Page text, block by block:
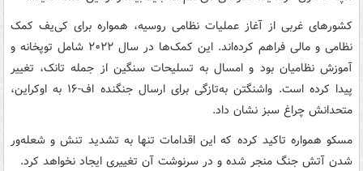
کشورهای غربی از آغاز عملیات نظامی روسیه، همواره برای کی‌یف کمک
نظامی و مالی فراهم کرده‌اند. این کمک‌ها در سال ۲۰۲۲ شامل توپخانه و
آموزش نظامیان بود و امسال به تسلیحات سنگین از جمله تانک، تغییر
پیدا کرده است. واشنگتن به‌تازگی برای ارسال جنگنده اف-۱۶ به اوکراین،
متحدانش چراغ سبز نشان داد.
مسکو همواره تاکید کرده که این اقدامات تنها به تشدید تنش و شعله‌ور
شدن آتش جنگ منجر شده و در سرنوشت آن تغییری ایجاد نخواهد کرد.